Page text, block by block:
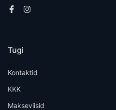
Tugi
Kontaktid
KKK
Makseviisid